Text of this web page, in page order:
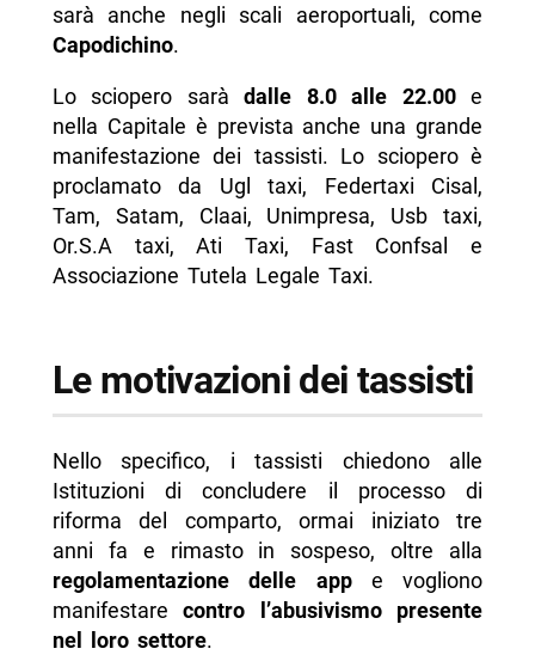
sarà anche negli scali aeroportuali, come
Capodichino.
Lo sciopero saràdalle 8.0 alle 22.00e
nella Capitale è prevista anche una grande
manifestazione dei tassisti. Lo sciopero è
proclamato da Ugl taxi, Federtaxi Cisal,
Tam, Satam, Claai, Unimpresa, Usb taxi,
Or.S.A taxi, Ati Taxi, Fast Confsal e
Associazione Tutela Legale Taxi.
Le motivazioni dei tassisti
Nello specifico, i tassisti chiedono alle
Istituzioni di concludere il processo di
riforma del comparto, ormai iniziato tre
anni fa e rimasto in sospeso, oltre alla
regolamentazione delle appe vogliono
manifestarecontro l’abusivismo presente
nel loro settore.